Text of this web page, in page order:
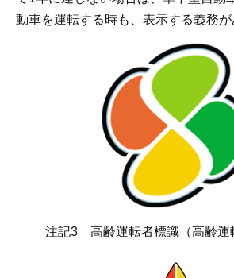
動車を運転する時も、表示する義務が
注記3 高齢運転者標識（高齢運